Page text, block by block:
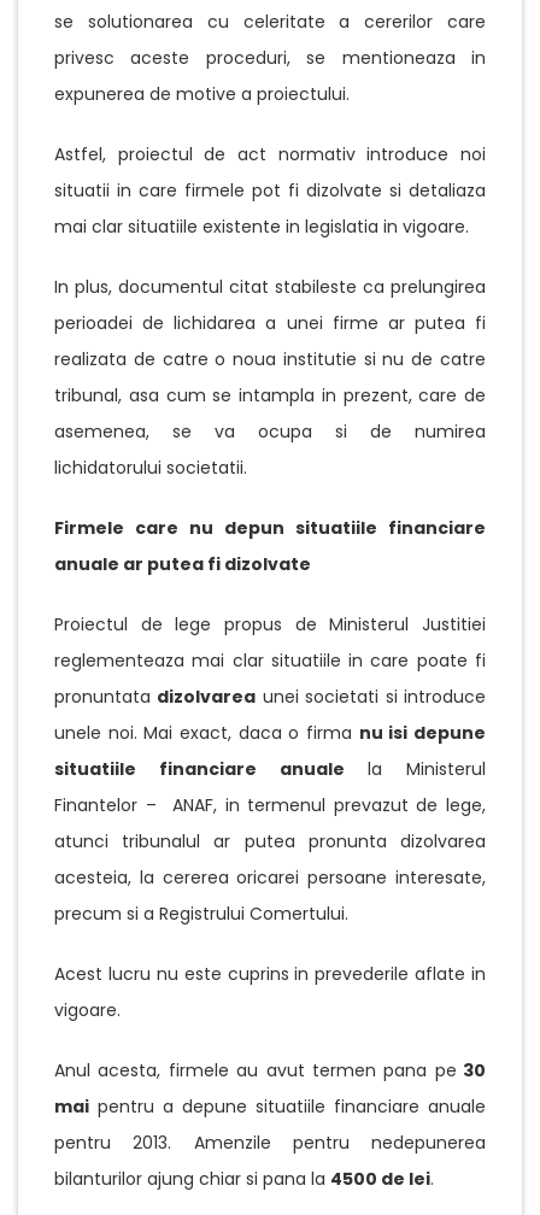
se solutionarea cu celeritate a cererilor care
privesc aceste proceduri, se mentioneaza in
expunerea de motive a proiectului.
Astfel, proiectul de act normativ introduce noi
situatii in care firmele pot fi dizolvate si detaliaza
mai clar situatiile existente in legislatia in vigoare.
In plus, documentul citat stabileste ca prelungirea
perioadei de lichidarea a unei firme ar putea fi
realizata de catre o noua institutie si nu de catre
tribunal, asa cum se intampla in prezent, care de
asemenea, se va ocupa si de numirea
lichidatorului societatii.
Firmele care nu depun situatiile financiare
anuale ar putea fi dizolvate
Proiectul de lege propus de Ministerul Justitiei
reglementeaza mai clar situatiile in care poate fi
pronuntata dizolvarea unei societati si introduce
unele noi. Mai exact, daca o firma nu isi depune
situatiile financiare anuale la Ministerul
Finantelor – ANAF, in termenul prevazut de lege,
atunci tribunalul ar putea pronunta dizolvarea
acesteia, la cererea oricarei persoane interesate,
precum si a Registrului Comertului.
Acest lucru nu este cuprins in prevederile aflate in
vigoare.
Anul acesta, firmele au avut termen pana pe 30
mai pentru a depune situatiile financiare anuale
pentru 2013. Amenzile pentru nedepunerea
bilanturilor ajung chiar si pana la 4500 de lei.